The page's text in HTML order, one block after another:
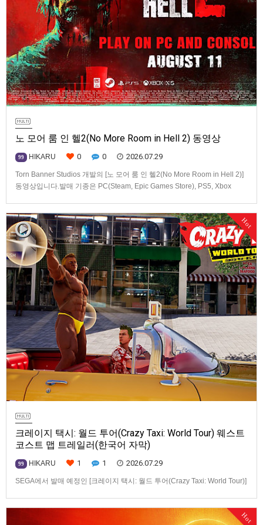
노 모어 룸 인 헬2(No More Room in Hell 2) 동영상
99 HIKARU 0 0 2026.07.29
Torn Banner Studios 개발의 [노 모어 룸 인 헬2(No More Room in Hell 2)]
동영상입니다.발매 기종은 PC(Steam, Epic Games Store), PS5, Xbox
Hot
크레이지 택시: 월드 투어(Crazy Taxi: World Tour) 웨스트
코스트 맵 트레일러(한국어 자막)
99 HIKARU 1 1 2026.07.29
SEGA에서 발매 예정인 [크레이지 택시: 월드 투어(Crazy Taxi: World Tour)]
Hot